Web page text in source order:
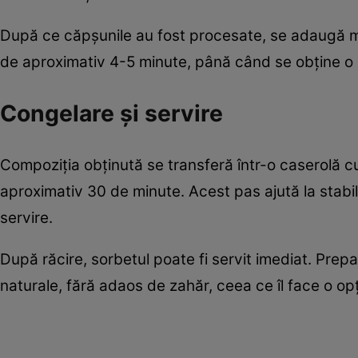
După ce căpșunile au fost procesate, se adaugă
de aproximativ 4-5 minute, până când se obține
Congelare și servire
Compoziția obținută se transferă într-o caserolă
aproximativ 30 de minute. Acest pas ajută la
servire.
După răcire, sorbetul poate fi servit imediat.
naturale, fără adaos de zahăr, ceea ce îl face o